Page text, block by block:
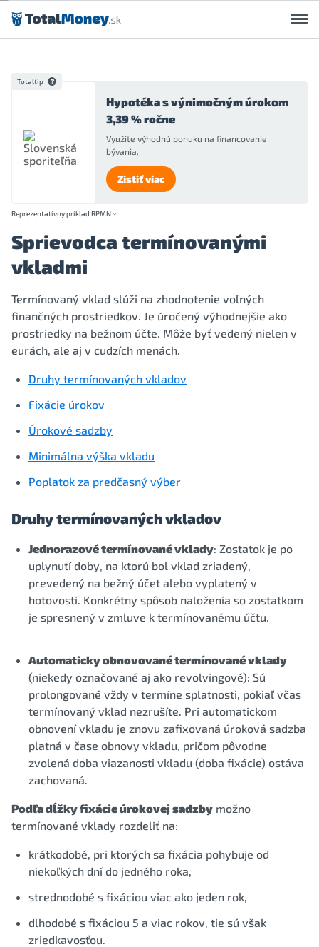
Preskočiť na obsah
Totaltip
Hypotéka s výnimočným úrokom
3,39 % ročne
Využite výhodnú ponuku na financovanie
bývania.
Zistiť viac
Reprezentatívny príklad RPMN
Sprievodca termínovanými
vkladmi
Termínovaný vklad slúži na zhodnotenie voľných
finančných prostriedkov. Je úročený výhodnejšie ako
prostriedky na bežnom účte. Môže byť vedený nielen v
eurách, ale aj v cudzích menách.
Druhy termínovaných vkladov
Fixácie úrokov
Úrokové sadzby
Minimálna výška vkladu
Poplatok za predčasný výber
Druhy termínovaných vkladov
Jednorazové termínované vklady: Zostatok je po
uplynutí doby, na ktorú bol vklad zriadený,
prevedený na bežný účet alebo vyplatený v
hotovosti. Konkrétny spôsob naloženia so zostatkom
je spresnený v zmluve k termínovanému účtu.
Automaticky obnovované termínované vklady
(niekedy označované aj ako revolvingové): Sú
prolongované vždy v termíne splatnosti, pokiaľ včas
termínovaný vklad nezrušíte. Pri automatickom
obnovení vkladu je znovu zafixovaná úroková sadzba
platná v čase obnovy vkladu, pričom pôvodne
zvolená doba viazanosti vkladu (doba fixácie) ostáva
zachovaná.
Podľa dĺžky fixácie úrokovej sadzby možno
termínované vklady rozdeliť na:
krátkodobé, pri ktorých sa fixácia pohybuje od
niekoľkých dní do jedného roka,
strednodobé s fixáciou viac ako jeden rok,
dlhodobé s fixáciou 5 a viac rokov, tie sú však
zriedkavosťou.